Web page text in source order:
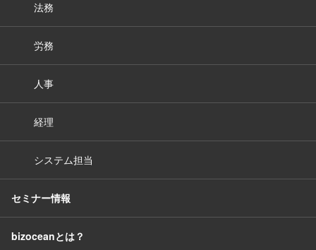
法務
労務
人事
経理
システム担当
セミナー情報
bizoceanとは？